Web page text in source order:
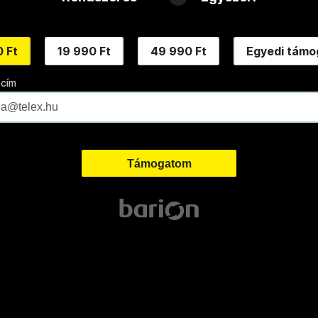
Ft 19 990 Ft 49 990 Ft Egyedi